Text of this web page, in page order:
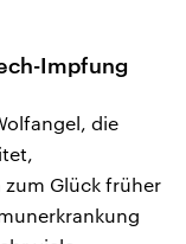
Impfung
die
Glück früher